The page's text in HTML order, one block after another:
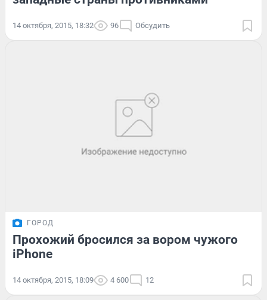
14 октября, 2015, 18:32 96 Обсудить
ГОРОД
Прохожий бросился за вором чужого
iPhone
14 октября, 2015, 18:09 4 600 12